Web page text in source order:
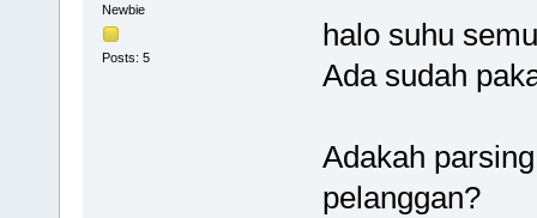
Newbie
Posts: 5
halo suhu
Ada sudah
Adakah
pelanggan?